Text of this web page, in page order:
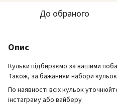
До обраного
Опис
Кульки підбираємо за вашими
Також, за бажанням набори
По наявності всіх кульок
інстаграму або вайберу